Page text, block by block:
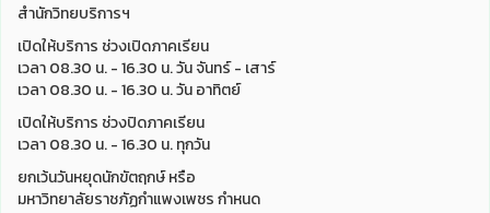
สำนักวิทยบริการฯ
เปิดให้บริการ ช่วงเปิดภาคเรียน
เวลา 08.30 น. - 16.30 น. วัน จันทร์ - เสาร์
เวลา 08.30 น. - 16.30 น. วัน อาทิตย์
เปิดให้บริการ ช่วงปิดภาคเรียน
เวลา 08.30 น. - 16.30 น. ทุกวัน
ยกเว้นวันหยุดนักขัตฤกษ์ หรือ
มหาวิทยาลัยราชภัฏกำแพงเพชร กำหนด